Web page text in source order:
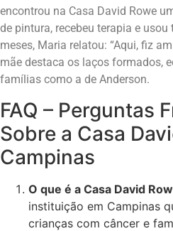
encontrou na Casa David Rowe
de pintura, recebeu terapia e
meses, Maria relatou: “Aqui, fiz
mãe destaca os laços formados,
famílias como a de Anderson.
FAQ – Perguntas
Sobre a Casa
Campinas
O que é a Casa David
instituição em Campinas
crianças com câncer e